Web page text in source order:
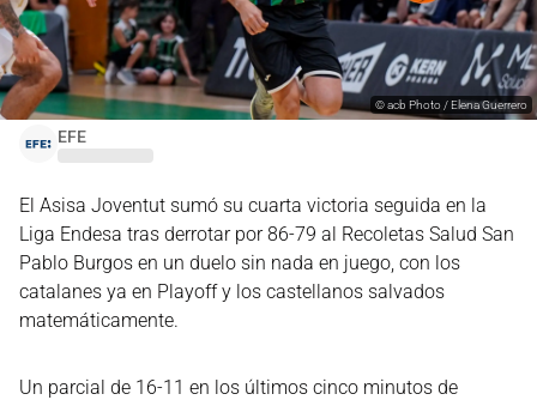
EFE
©acb Photo / Elena Guerrero
El Asisa Joventut sumó su cuarta victoria seguida en la
Liga Endesa tras derrotar por 86-79 al Recoletas Salud San
Pablo Burgos en un duelo sin nada en juego, con los
catalanes ya en Playoff y los castellanos salvados
matemáticamente.
Un parcial de 16-11 en los últimos cinco minutos de